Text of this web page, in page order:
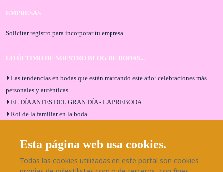
EMPRESAS
Solicitar registro para incorporar tu empresa
LO ÚLTIMO DE NUESTRO BLOG DE BODAS...
Las tendencias en bodas que están marcando este año: celebraciones más
personales y auténticas
EL DÍA ANTES DEL GRAN DÍA - LA PREBODA
Rol de la familiar en la boda
Bodas en Alhaurín de la Torre: entrevista exclusiva con Bodaeventos
Málaga
¿Cómo será tu boda?
Esta página web usa cookies.
Todas las cookies utilizadas en este portal son cookies